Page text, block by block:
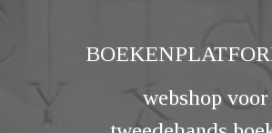
webshop voor